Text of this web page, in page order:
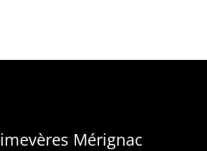
Mérignac